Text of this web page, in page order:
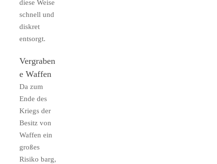
diese Weise
schnell und
diskret
entsorgt.
Vergraben
e Waffen
Da zum
Ende des
Kriegs der
Besitz von
Waffen ein
großes
Risiko barg,